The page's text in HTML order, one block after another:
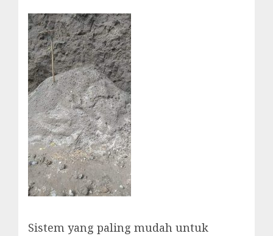
Sistem yang paling mudah untuk